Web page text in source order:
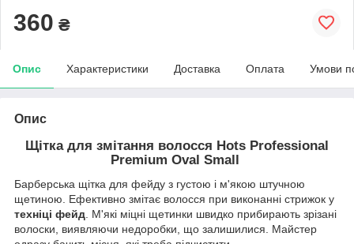
360 ₴
Опис Характеристики Доставка Оплата Умови
Опис
Щітка для змітання волосся Hots Professional
Premium Oval Small
Барберська щітка для фейду з густою і м'якою штучною
щетиною. Ефективно змітає волосся при виконанні стрижок у
техніці фейд . М'які міцні щетинки швидко прибирають зрізані
волоски, виявляючи недоробки, що залишилися. Майстер